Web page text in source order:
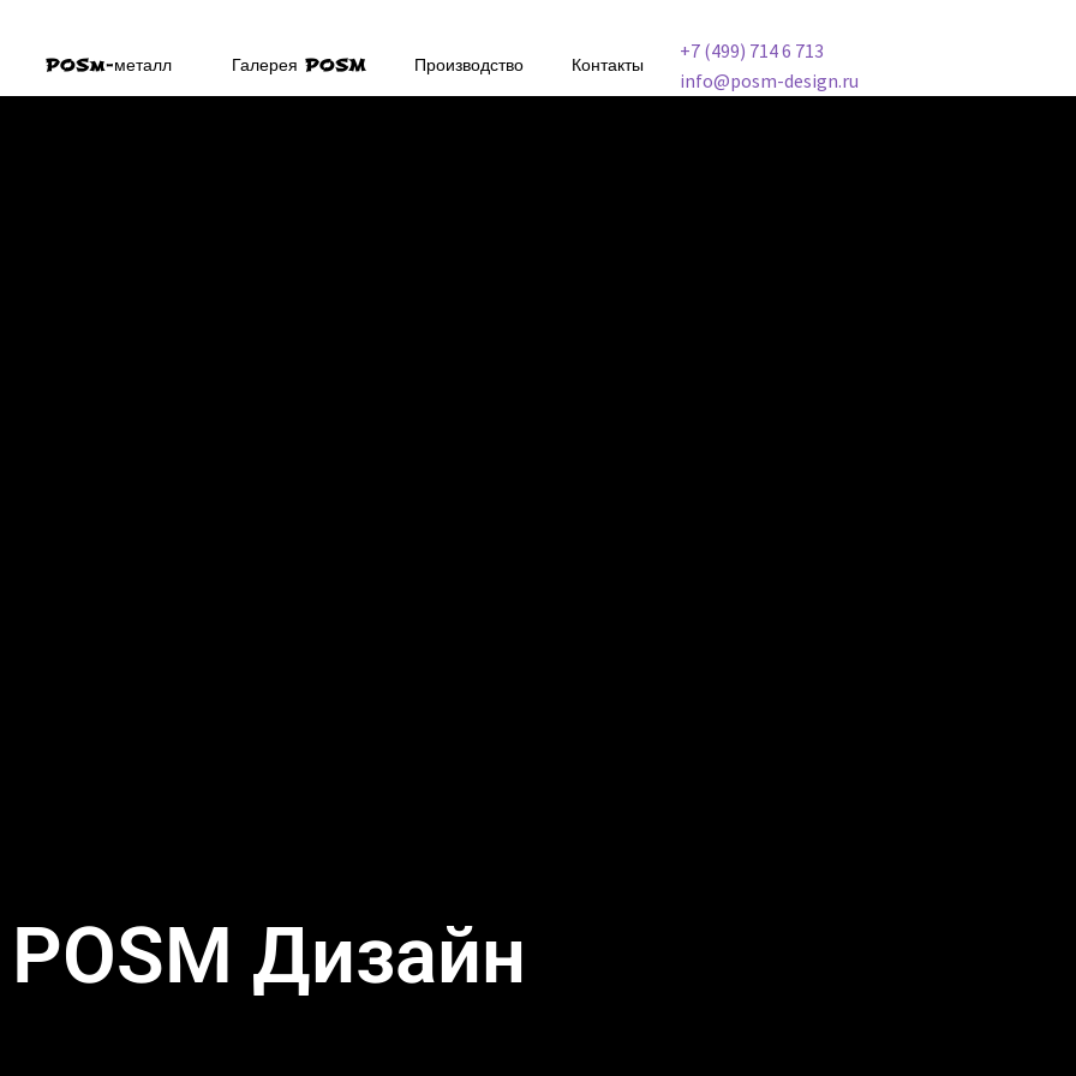
POSm-металл Галерея POSM Производство Контакты
+7 (499) 714 6 713
info@posm-design.ru
POSM Дизайн